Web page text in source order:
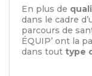
En plus de
dans le cadre
parcours de
ÉQUIP’ ont la
dans tout type